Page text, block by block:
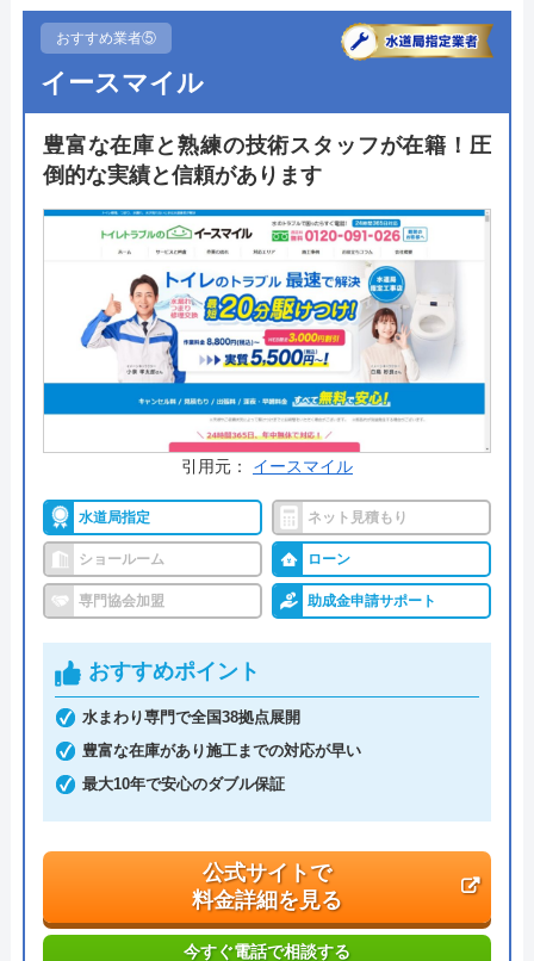
やすいのが嬉しいポイントです。
千葉ショールームでは理想の住まいの形を実現する
ためにトイレをはじめとしたあらゆる商品が展示さ
れており、豊富な商材知識を持ったスタッフが説明
で一貫して対応をしてくれるので工事の際も安心で
公式サイトで
料金詳細を見る
今すぐ電話で相談する
0120-17-7549
受付時間： 8:30～20:00
ニッカホーム千葉 の基本情報
運営会社 ニッカホ―ム株式会社
代表者 西田裕久
創業・設立 1987年1月創業 1993年4月設立
本社所在地
〒458-0007
愛知県名古屋市緑区篭山二丁目1225番
地
おすすめ業者⑤
イースマイル
豊富な在庫と熟練の技術スタッフが在籍！圧
倒的な実績と信頼があります
引用元： イースマイル
水道局指定 ネット見積もり
ショールーム ローン
専門協会加盟 助成金申請サポート
おすすめポイント
水まわり専門で全国38拠点展開
豊富な在庫があり施工までの対応が早い
最大10年で安心のダブル保証
公式サイトで
料金詳細を見る
今すぐ電話で相談する